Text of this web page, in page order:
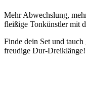
Mehr Abwechslung,
fleißige Tonkünstler mit
Finde dein Set und
freudige Dur-Dreiklänge!